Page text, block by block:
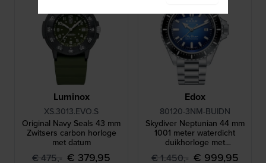
Luminox
XS.3013.EVO.S
Original Navy Seals 43 mm
Zwitsers carbon horloge
met datum
€ 475,- € 379,95
Edox
80120-3NM-BUIDN
Skydiver Neptunian 44 mm
1001 meter waterdicht
duikhorloge met
heliumventiel
€ 1.450,- € 999,95